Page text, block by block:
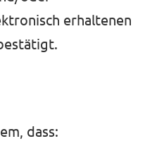
erhaltenen
dass: